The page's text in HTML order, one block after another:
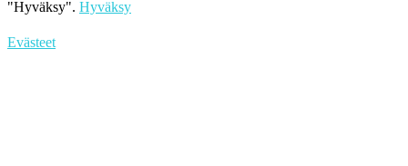
"Hyväksy". Hyväksy
Evästeet